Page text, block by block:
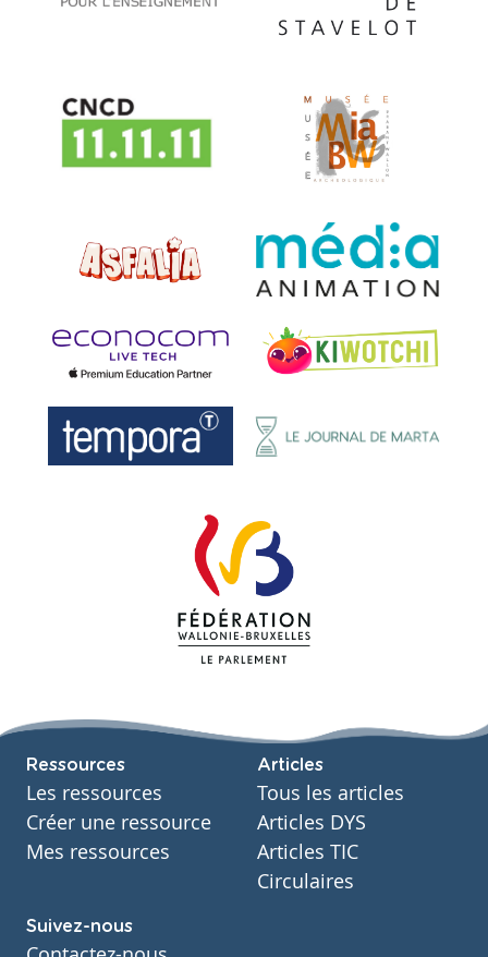
Ressources
Les ressources
Créer une ressource
Mes ressources
Articles
Tous les articles
Articles DYS
Articles TIC
Circulaires
Suivez-nous